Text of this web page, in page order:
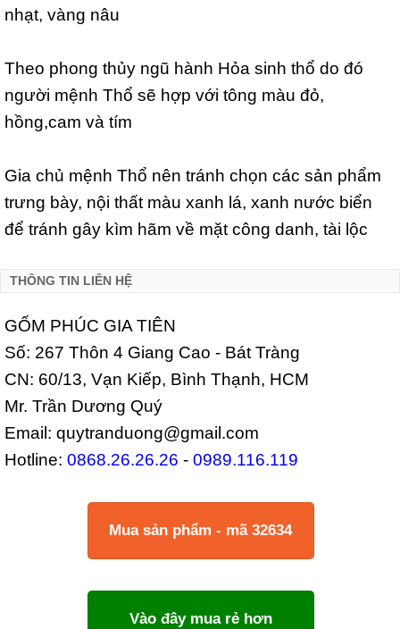
nhạt, vàng nâu
Theo phong thủy ngũ hành Hỏa sinh thổ do đó
người mệnh Thổ sẽ hợp với tông màu đỏ,
hồng,cam và tím
Gia chủ mệnh Thổ nên tránh chọn các sản phẩm
trưng bày, nội thất màu xanh lá, xanh nước biển
để tránh gây kìm hãm về mặt công danh, tài lộc
THÔNG TIN LIÊN HỆ
GỐM PHÚC GIA TIÊN
Số: 267 Thôn 4 Giang Cao - Bát Tràng
CN: 60/13, Vạn Kiếp, Bình Thạnh, HCM
Mr. Trần Dương Quý
Email: quytranduong@gmail.com
Hotline: 0868.26.26.26 - 0989.116.119
Mua sản phẩm - mã 32634
Vào đây mua rẻ hơn